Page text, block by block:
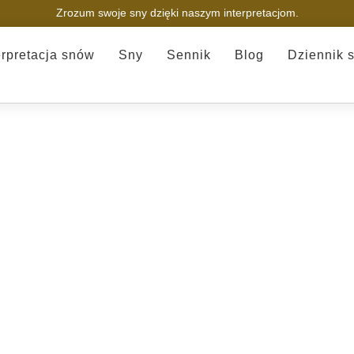
Zrozum swoje sny dzięki naszym interpretacjom.
snów Sny Sennik Blog Dziennik